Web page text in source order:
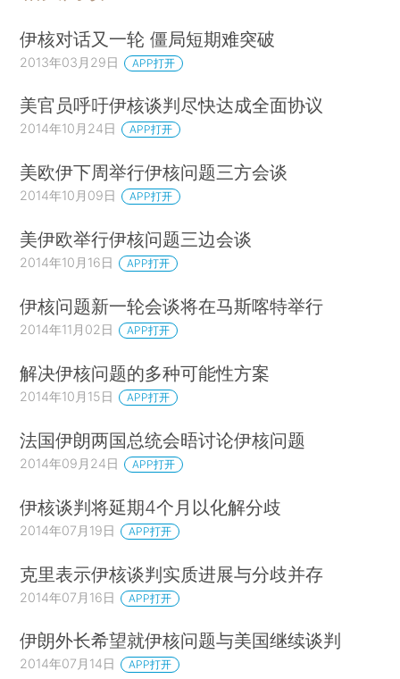
伊核对话又一轮 僵局短期难突破
2013年03月29日 APP打开
美官员呼吁伊核谈判尽快达成全面协议
2014年10月24日 APP打开
美欧伊下周举行伊核问题三方会谈
2014年10月09日 APP打开
美伊欧举行伊核问题三边会谈
2014年10月16日 APP打开
伊核问题新一轮会谈将在马斯喀特举行
2014年11月02日 APP打开
解决伊核问题的多种可能性方案
2014年10月15日 APP打开
法国伊朗两国总统会晤讨论伊核问题
2014年09月24日 APP打开
伊核谈判将延期4个月以化解分歧
2014年07月19日 APP打开
克里表示伊核谈判实质进展与分歧并存
2014年07月16日 APP打开
伊朗外长希望就伊核问题与美国继续谈判
2014年07月14日 APP打开